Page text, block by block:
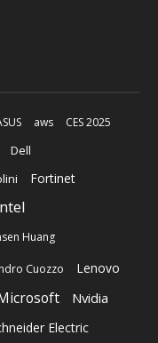
aws
CES 2025
Dell
Fortinet
Huang
Cuozzo Lenovo
Nvidia
Electric